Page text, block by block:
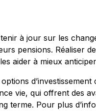
à jour sur les
pensions. Réaliser
aider à mieux anticiper
vie, qui offrent des
terme. Pour plus